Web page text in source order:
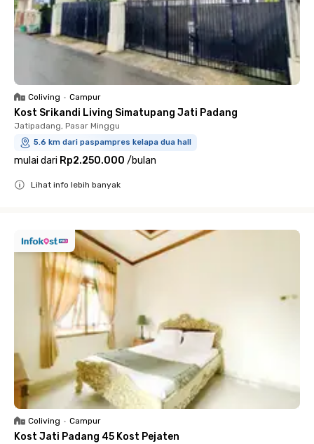
Coliving • Campur
Kost Srikandi Living Simatupang Jati Padang
Jatipadang, Pasar Minggu
5.6 km dari paspampres kelapa dua hall
mulai dari Rp2.250.000 /bulan
Lihat info lebih banyak
Coliving • Campur
Kost Jati Padang 45 Kost Pejaten